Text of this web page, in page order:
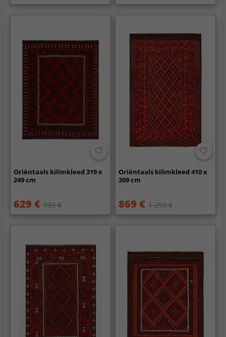
Oriëntaals kilimkleed 319 x
249 cm
629 € 939 €
Oriëntaals kilimkleed 410 x
269 cm
869 € 1 299 €